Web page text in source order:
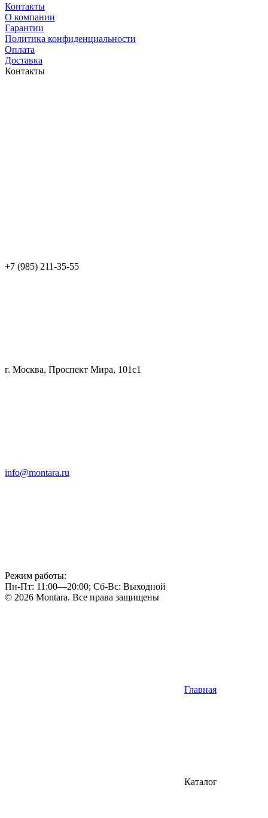
Контакты
O компании
Гарантии
Политика конфиденциальности
Оплата
Доставка
Контакты
+7 (985) 211-35-55
г. Москва, Проспект Мира, 101с1
info@montara.ru
Режим работы:
Пн-Пт: 11:00—20:00; Сб-Вс: Выходной
© 2026 Montara. Все права защищены
Главная
Каталог